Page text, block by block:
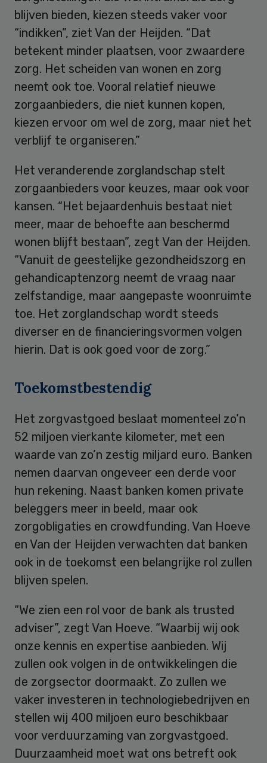
blijven bieden, kiezen steeds vaker voor
“indikken”, ziet Van der Heijden. “Dat
betekent minder plaatsen, voor zwaardere
zorg. Het scheiden van wonen en zorg
neemt ook toe. Vooral relatief nieuwe
zorgaanbieders, die niet kunnen kopen,
kiezen ervoor om wel de zorg, maar niet het
verblijf te organiseren.”
Het veranderende zorglandschap stelt
zorgaanbieders voor keuzes, maar ook voor
kansen. “Het bejaardenhuis bestaat niet
meer, maar de behoefte aan beschermd
wonen blijft bestaan”, zegt Van der Heijden.
“Vanuit de geestelijke gezondheidszorg en
gehandicaptenzorg neemt de vraag naar
zelfstandige, maar aangepaste woonruimte
toe. Het zorglandschap wordt steeds
diverser en de financieringsvormen volgen
hierin. Dat is ook goed voor de zorg.”
Toekomstbestendig
Het zorgvastgoed beslaat momenteel zo’n
52 miljoen vierkante kilometer, met een
waarde van zo’n zestig miljard euro. Banken
nemen daarvan ongeveer een derde voor
hun rekening. Naast banken komen private
beleggers meer in beeld, maar ook
zorgobligaties en crowdfunding. Van Hoeve
en Van der Heijden verwachten dat banken
ook in de toekomst een belangrijke rol zullen
blijven spelen.
“We zien een rol voor de bank als trusted
adviser”, zegt Van Hoeve. “Waarbij wij ook
onze kennis en expertise aanbieden. Wij
zullen ook volgen in de ontwikkelingen die
de zorgsector doormaakt. Zo zullen we
vaker investeren in technologiebedrijven en
stellen wij 400 miljoen euro beschikbaar
voor verduurzaming van zorgvastgoed.
Duurzaamheid moet wat ons betreft ook